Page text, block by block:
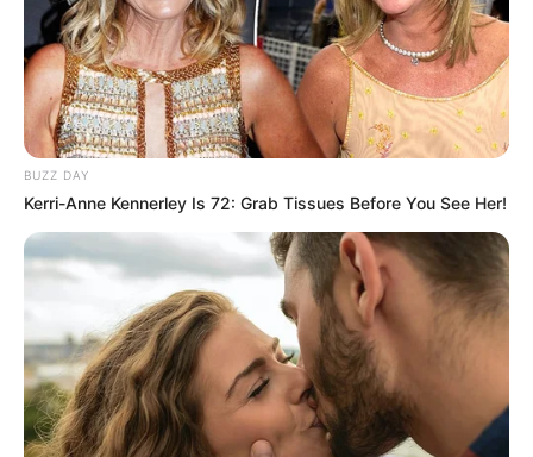
BUZZ DAY
Kerri-Anne Kennerley Is 72: Grab Tissues Before You See Her!